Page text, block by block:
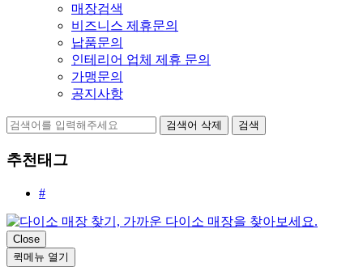
매장검색
비즈니스 제휴문의
납품문의
인테리어 업체 제휴 문의
가맹문의
공지사항
검색어 삭제 검색
추천태그
#
Close
퀵메뉴 열기